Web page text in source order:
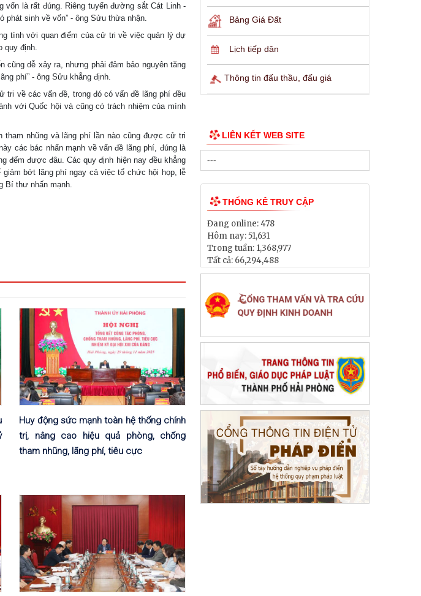
vốn là rất đúng. Riêng tuyến đường sắt Cát Linh -
sinh về vốn” - ông Sửu thừa nhận.
tình với quan điểm của cử tri về việc quản lý dự
quy định.
dễ xảy ra, nhưng phải đảm bảo nguyên tăng
phí” - ông Sửu khẳng định.
tri về các vấn đề, trong đó có vấn đề lãng phí đều
với Quốc hội và cũng có trách nhiệm của mình
nhũng và lãng phí lần nào cũng được cử tri
các bác nhấn mạnh về vấn đề lãng phí, đúng là
đếm được đâu. Các quy định hiện nay đều khẳng
bớt lãng phí ngay cả việc tổ chức hội họp, lễ
Bí thư nhấn mạnh.
Huy động sức mạnh toàn hệ thống chính
trị, nâng cao hiệu quả phòng, chống
tham nhũng, lãng phí, tiêu cực
Bảng Giá Đất
Lịch tiếp dân
Thông tin đấu thầu, đấu giá
LIÊN KẾT WEB SITE
THỐNG KÊ TRUY CẬP
Đang online:478
Hôm nay:51,631
Trong tuần: 1,368,977
Tất cả: 66,294,488